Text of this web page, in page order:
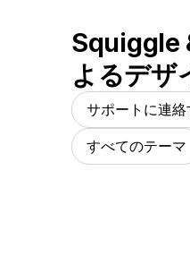
Squiggle
よるデザ
サポートに連絡
すべてのテーマ